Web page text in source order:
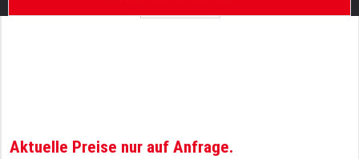
Aktuelle Preise nur auf Anfrage.